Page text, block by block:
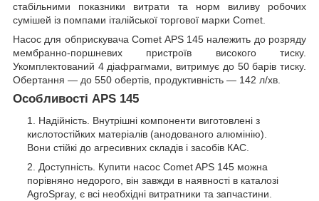
стабільними показники витрати та норм виливу робочих
сумішей із помпами італійської торгової марки Comet.
Насос для обприскувача Comet APS 145 належить до розряду
мембранно-поршневих пристроїв високого тиску.
Укомплектований 4 діафрагмами, витримує до 50 барів тиску.
Обертання — до 550 обертів, продуктивність — 142 л/хв.
Особливості APS 145
Надійність. Внутрішні компоненти виготовлені з
кислотостійких матеріалів (анодованого алюмінію).
Вони стійкі до агресивних складів і засобів КАС.
Доступність. Купити насос Comet APS 145 можна
порівняно недорого, він завжди в наявності в каталозі
AgroSpray, є всі необхідні витратники та запчастини.